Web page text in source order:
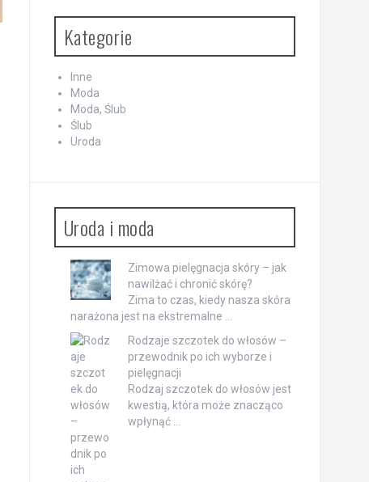
Kategorie
Inne
Moda
Moda, Ślub
Ślub
Uroda
Uroda i moda
Zimowa pielęgnacja skóry – jak
nawilżać i chronić skórę?
Zima to czas, kiedy nasza skóra
narażona jest na ekstremalne …
Rodzaje szczotek do włosów –
przewodnik po ich wyborze i
pielęgnacji
Rodzaj szczotek do włosów jest
kwestią, która może znacząco
wpłynąć …